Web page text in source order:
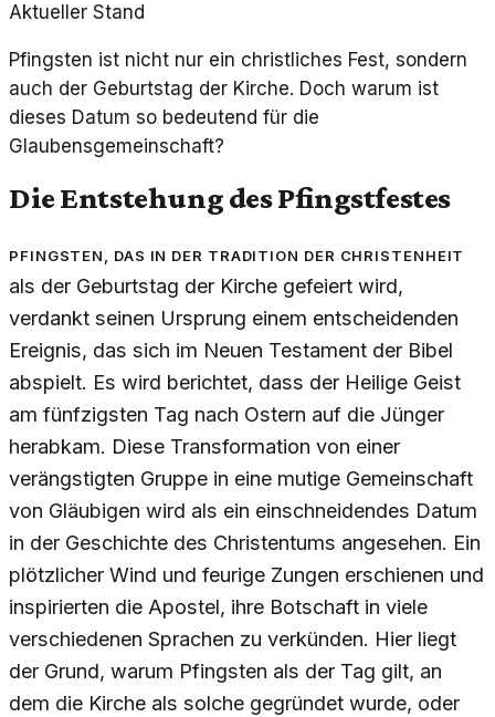
Aktueller Stand
Pfingsten ist nicht nur ein christliches Fest, sondern
auch der Geburtstag der Kirche. Doch warum ist
dieses Datum so bedeutend für die
Glaubensgemeinschaft?
Die Entstehung des Pfingstfestes
Pfingsten, das in der Tradition der Christenheit
als der Geburtstag der Kirche gefeiert wird,
verdankt seinen Ursprung einem entscheidenden
Ereignis, das sich im Neuen Testament der Bibel
abspielt. Es wird berichtet, dass der Heilige Geist
am fünfzigsten Tag nach Ostern auf die Jünger
herabkam. Diese Transformation von einer
verängstigten Gruppe in eine mutige Gemeinschaft
von Gläubigen wird als ein einschneidendes Datum
in der Geschichte des Christentums angesehen. Ein
plötzlicher Wind und feurige Zungen erschienen und
inspirierten die Apostel, ihre Botschaft in viele
verschiedenen Sprachen zu verkünden. Hier liegt
der Grund, warum Pfingsten als der Tag gilt, an
dem die Kirche als solche gegründet wurde, oder